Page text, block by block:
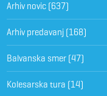
Arhiv novic(637)
Arhiv predavanj(168)
Balvanska smer(47)
Kolesarska tura (14)